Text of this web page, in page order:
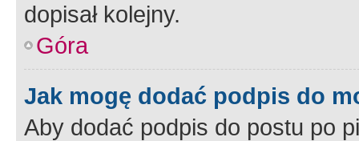
dopisał kolejny.
Góra
Jak mogę dodać podpis do
Aby dodać podpis do postu po